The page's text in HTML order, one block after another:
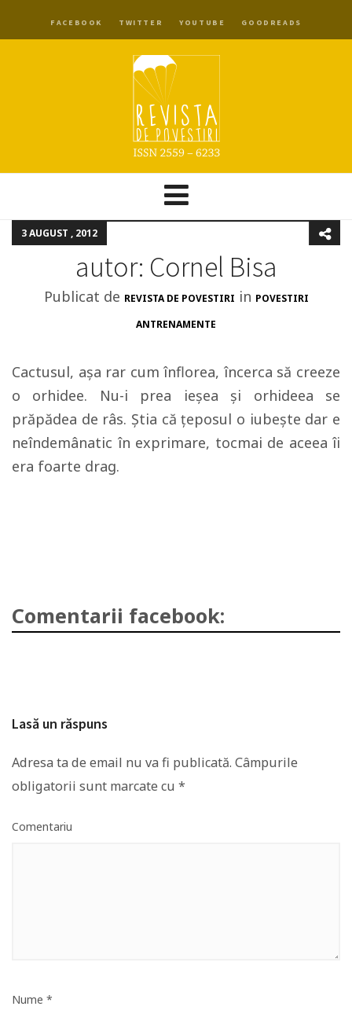
FACEBOOK TWITTER YOUTUBE GOODREADS
3 AUGUST , 2012
autor: Cornel Bisa
Publicat de REVISTA DE POVESTIRI in POVESTIRI
ANTRENAMENTE
Cactusul, așa rar cum înflorea, încerca să creeze
o orhidee. Nu-i prea ieșea și orhideea se
prăpădea de râs. Știa că țeposul o iubește dar e
neîndemânatic în exprimare, tocmai de aceea îi
era foarte drag.
Comentarii facebook:
Lasă un răspuns
Adresa ta de email nu va fi publicată. Câmpurile
obligatorii sunt marcate cu *
Comentariu
Nume *